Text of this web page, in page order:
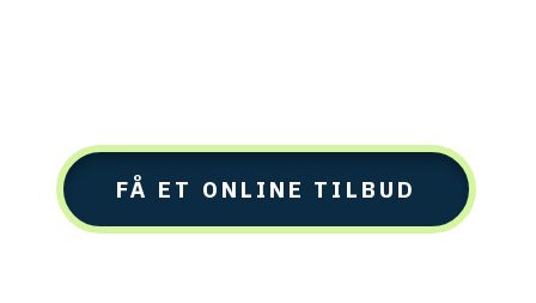
FÅ ET ONLINE TILBUD